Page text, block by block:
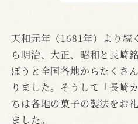
天和元年（1681年）より続
ら明治、大正、昭和と長崎
ぼうと全国各地からたくさ
りました。そうして「長崎
ちは各地の菓子の製法をお
ました。